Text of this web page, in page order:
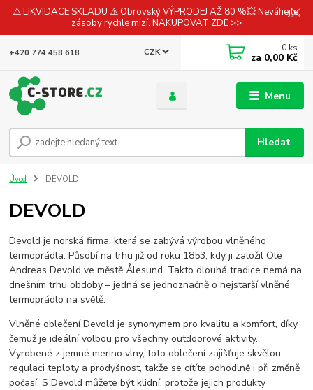
⚠️ LIKVIDACE SKLADU ⚠️ Obrovský VÝPRODEJ AŽ 80 %💥 Neváhejte,
zásoby rychle mizí. NAKUPOVAT ZDE >>
Menu
CZK
Hledat
+420 774 458 618 0 ks
za 0,00 Kč
Úvod DEVOLD
DEVOLD
Devold je norská firma, která se zabývá výrobou vlněného
termoprádla. Působí na trhu již od roku 1853, kdy ji založil Ole
Andreas Devold ve městě Ålesund. Takto dlouhá tradice nemá na
dnešním trhu obdoby – jedná se jednoznačně o nejstarší vlněné
termoprádlo na světě.
Vlněné oblečení Devold je synonymem pro kvalitu a komfort, díky
čemuž je ideální volbou pro všechny outdoorové aktivity.
Vyrobené z jemné merino vlny, toto oblečení zajišťuje skvělou
regulaci teploty a prodyšnost, takže se cítíte pohodlně i při změně
počasí. S Devold můžete být klidní, protože jejich produkty